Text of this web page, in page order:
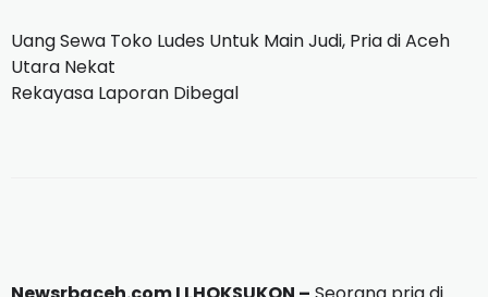
Uang Sewa Toko Ludes Untuk Main Judi, Pria di Aceh
Utara Nekat
Rekayasa Laporan Dibegal